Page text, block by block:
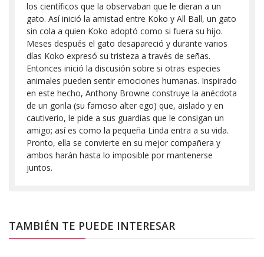
los científicos que la observaban que le dieran a un
gato. Así inició la amistad entre Koko y All Ball, un gato
sin cola a quien Koko adoptó como si fuera su hijo.
Meses después el gato desapareció y durante varios
días Koko expresó su tristeza a través de señas.
Entonces inició la discusión sobre si otras especies
animales pueden sentir emociones humanas. Inspirado
en este hecho, Anthony Browne construye la anécdota
de un gorila (su famoso alter ego) que, aislado y en
cautiverio, le pide a sus guardias que le consigan un
amigo; así es como la pequeña Linda entra a su vida.
Pronto, ella se convierte en su mejor compañera y
ambos harán hasta lo imposible por mantenerse
juntos.
TAMBIÉN TE PUEDE INTERESAR